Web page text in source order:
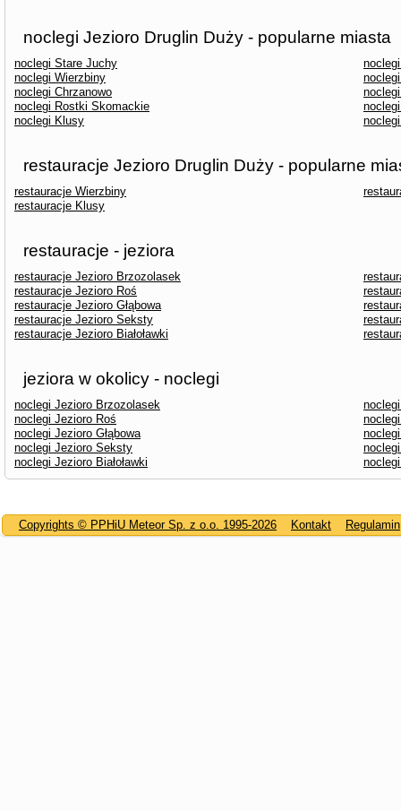
noclegi Jezioro Druglin Duży - popularne miasta
noclegi Stare Juchy
noclegi Wierzbiny
noclegi Chrzanowo
noclegi Rostki Skomackie
noclegi Klusy
restauracje Jezioro Druglin Duży - popularne
restauracje Wierzbiny
restauracje Klusy
restauracje - jeziora
restauracje Jezioro Brzozolasek
restauracje Jezioro Roś
restauracje Jezioro Głąbowa
restauracje Jezioro Seksty
restauracje Jezioro Białoławki
jeziora w okolicy - noclegi
noclegi Jezioro Brzozolasek
noclegi Jezioro Roś
noclegi Jezioro Głąbowa
noclegi Jezioro Seksty
noclegi Jezioro Białoławki
Copyrights © PPHiU Meteor Sp. z o.o. 1995-2026 Kontakt Regulamin